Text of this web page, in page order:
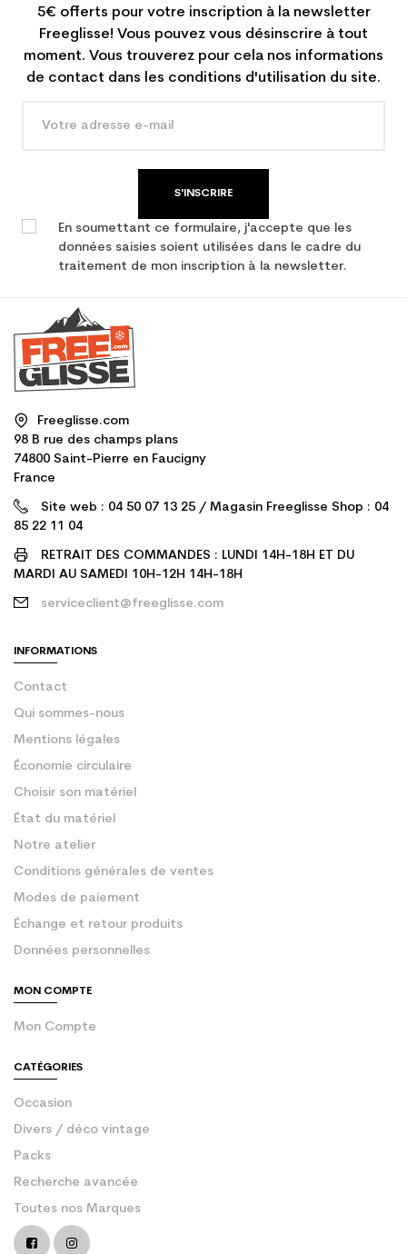
5€ offerts pour votre inscription à la newsletter
Freeglisse! Vous pouvez vous désinscrire à tout
moment. Vous trouverez pour cela nos informations
de contact dans les conditions d'utilisation du site.
S'INSCRIRE
En soumettant ce formulaire, j'accepte que les
données saisies soient utilisées dans le cadre du
traitement de mon inscription à la newsletter.
Freeglisse.com
98 B rue des champs plans
74800 Saint-Pierre en Faucigny
France
Site web : 04 50 07 13 25 / Magasin Freeglisse Shop : 04
85 22 11 04
RETRAIT DES COMMANDES : LUNDI 14H-18H ET DU
MARDI AU SAMEDI 10H-12H 14H-18H
serviceclient@freeglisse.com
INFORMATIONS
Contact
Qui sommes-nous
Mentions légales
Économie circulaire
Choisir son matériel
État du matériel
Notre atelier
Conditions générales de ventes
Modes de paiement
Échange et retour produits
Données personnelles
MON COMPTE
Mon Compte
CATÉGORIES
Occasion
Divers / déco vintage
Packs
Recherche avancée
Toutes nos Marques